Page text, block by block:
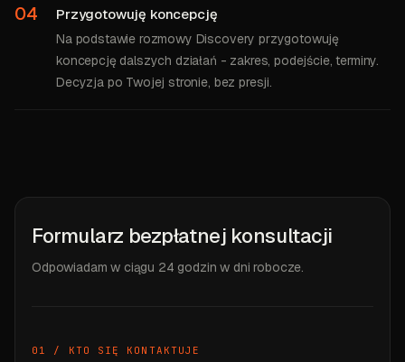
04 Przygotowuję koncepcję
Na podstawie rozmowy Discovery przygotowuję
koncepcję dalszych działań - zakres, podejście, terminy.
Decyzja po Twojej stronie, bez presji.
Formularz bezpłatnej konsultacji
Odpowiadam w ciągu 24 godzin w dni robocze.
01 / KTO SIĘ KONTAKTUJE